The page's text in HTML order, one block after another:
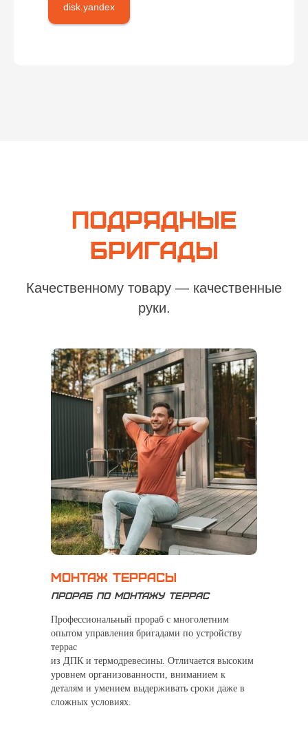
disk.yandex
подрядные
бригады
Качественному товару — качественные
руки.
Монтаж террасы
Прораб по монтажу террас
Профессиональный прораб с многолетним
опытом управления бригадами по устройству
террас
из ДПК и термодревесины. Отличается высоким
уровнем организованности, вниманием к
деталям и умением выдерживать сроки даже в
сложных условиях.